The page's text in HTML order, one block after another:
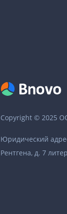
Copyright © 2025
Юридический
Рентгена, д. 7